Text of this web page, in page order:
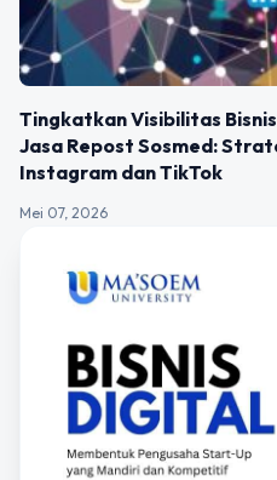
Tingkatkan Visibilitas
Jasa Repost Sosmed:
Instagram dan TikTok
Mei 07, 2026